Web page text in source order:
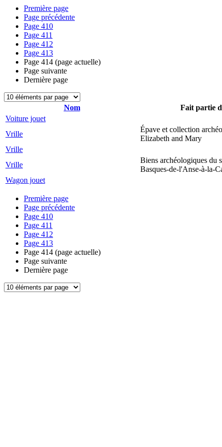
Première page
Page précédente
Page 410
Page 411
Page 412
Page 413
Page 414 (page actuelle)
Page suivante
Dernière page
Nom
Fait partie
Voiture jouet
Vrille
Épave et collection
Elizabeth and Mary
Vrille
Vrille
Biens archéologiques du
Basques-de-l'Anse-à-la-
Wagon jouet
Première page
Page précédente
Page 410
Page 411
Page 412
Page 413
Page 414 (page actuelle)
Page suivante
Dernière page